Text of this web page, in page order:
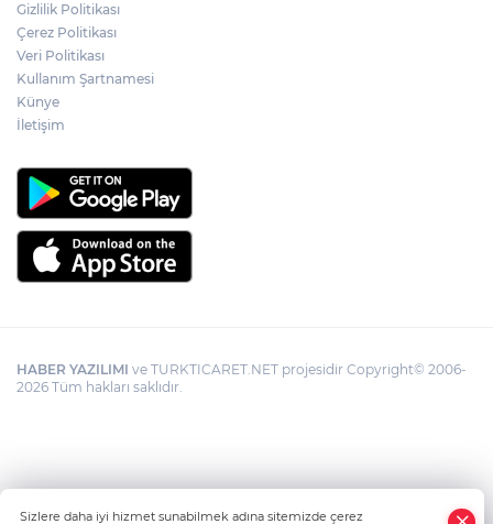
Gizlilik Politikası
Çerez Politikası
Veri Politikası
Kullanım Şartnamesi
Künye
İletişim
HABER YAZILIMI ve TURKTICARET.NET projesidir Copyright© 2006-
2026 Tüm hakları saklıdır.
Sizlere daha iyi hizmet sunabilmek adına sitemizde çerez